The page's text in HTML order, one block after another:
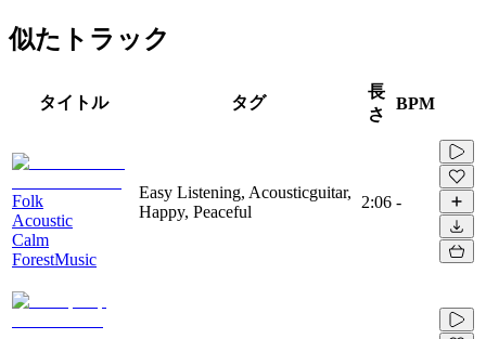
似たトラック
タイトル タグ
長
さ
BPM
Folk
Acoustic
Calm
ForestMusic
Easy Listening, Acousticguitar,
Happy, Peaceful
2:06 -